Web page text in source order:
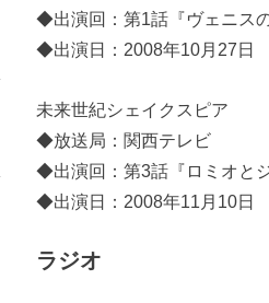
◆出演回：第1話『ヴェニス
◆出演日：2008年10月27日
未来世紀シェイクスピア
◆放送局：関西テレビ
◆出演回：第3話『ロミオと
◆出演日：2008年11月10日
ラジオ